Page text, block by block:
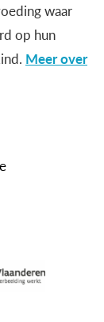
waar
op hun
Meer over